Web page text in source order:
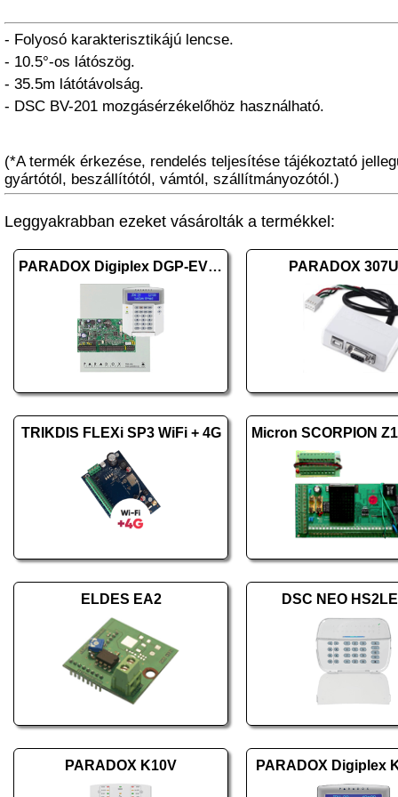
- Folyosó karakterisztikájú lencse.
- 10.5°-os látószög.
- 35.5m látótávolság.
- DSC BV-201 mozgásérzékelőhöz használható.
(*A termék érkezése, rendelés teljesítése tájékoztató
gyártótól, beszállítótól, vámtól, szállítmányozótól.)
Leggyakrabban ezeket vásárolták a termékkel:
PARADOX Digiplex DGP-EVO192 + K641BL+ PARADOX
TRIKDIS FLEXi SP3 WiFi + 4G
ELDES EA2 DSC NEO
PARADOX K10V PARADOX Digiplex